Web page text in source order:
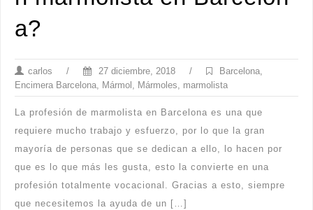
a?
carlos / 27 diciembre, 2018 / Barcelona,
Encimera Barcelona, Mármol , Mármoles, marmolista
La profesión de marmolista en Barcelona es una que
requiere mucho trabajo y esfuerzo, por lo que la gran
mayoría de personas que se dedican a ello, lo hacen por
que es lo que más les gusta, esto la convierte en una
profesión totalmente vocacional. Gracias a esto, siempre
que necesitemos la ayuda de un […]